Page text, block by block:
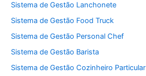
Sistema de Gestão Lanchonete
Sistema de Gestão Food Truck
Sistema de Gestão Personal Chef
Sistema de Gestão Barista
Sistema de Gestão Cozinheiro Particular